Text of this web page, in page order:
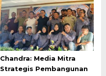
Chandra: Media Mitra
Strategis Pembangunan